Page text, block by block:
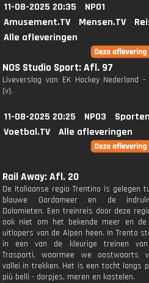
11-08-2025 20:35
NPO1
Amusement.TV
Mensen.TV
Alle afleveringen
NOS Studio Sport: Afl. 97
Liveverslag van EK Hockey Nederland -
(v).
11-08-2025 20:25 NPO3
Voetbal.TV
Alle afleveringen
Rail Away: Afl. 20
De Italiaanse regio Trentino is gelegen
blauwe Gardameer en de
Dolomieten. Een treinreis door deze
ook niet om het bekende meer en de
uitlopers van de Alpen heen. In Trento
in een van de kleurige treinen van
Trasporti, waarmee we oostwaarts
vallei in trekken. Het is een tocht langs
più belli - dorpjes, meren en kastelen.